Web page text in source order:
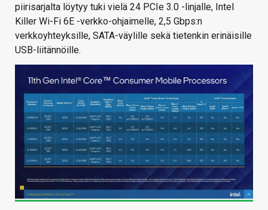
piirisarjalta löytyy tuki vielä 24 PCIe 3.0 -linjalle, Intel
Killer Wi-Fi 6E -verkko-ohjaimelle, 2,5 Gbps:n
verkkoyhteyksille, SATA-väylille sekä tietenkin erinäisille
USB-liitännöille.